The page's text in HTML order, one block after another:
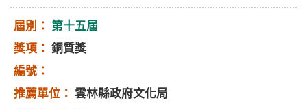
第十五屆
銅質獎
雲林縣政府文化局